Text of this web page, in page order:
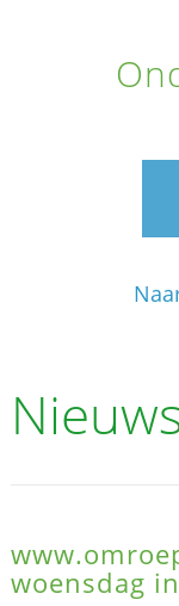
woensdag